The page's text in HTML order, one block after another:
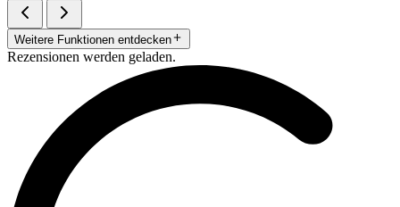
Weitere Funktionen entdecken
Rezensionen werden geladen.